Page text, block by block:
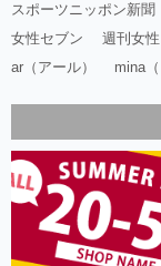
スポーツニッポン新聞
女性セブン
週刊女性
ar（アール）
mina（